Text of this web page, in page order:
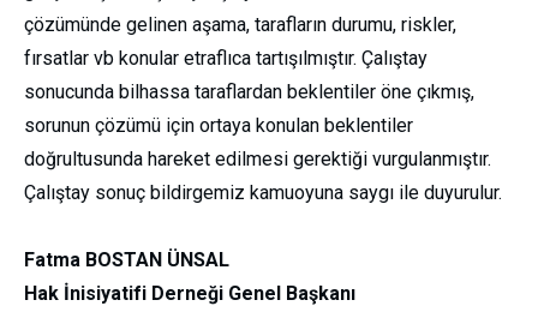
çözümünde gelinen aşama, tarafların durumu, riskler,
fırsatlar vb konular etraflıca tartışılmıştır. Çalıştay
sonucunda bilhassa taraflardan beklentiler öne çıkmış,
sorunun çözümü için ortaya konulan beklentiler
doğrultusunda hareket edilmesi gerektiği vurgulanmıştır.
Çalıştay sonuç bildirgemiz kamuoyuna saygı ile duyurulur.
Fatma BOSTAN ÜNSAL
Hak İnisiyatifi Derneği Genel Başkanı